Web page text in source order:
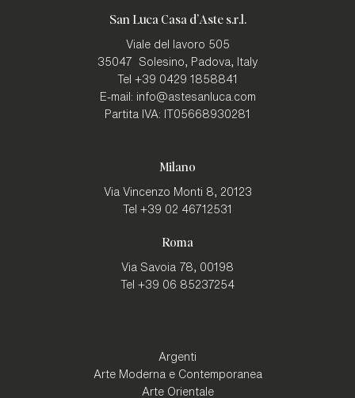
San Luca Casa d'Aste s.r.l.
Viale del lavoro 505
35047 Solesino, Padova Italy
Tel +39 0429 1858841
E-mail: info@astesanluca.com
Partita IVA: IT05668930281
Milano
Via Vincenzo Monti 8, 20123
Tel +39 02 46712531
Roma
Via Savoia 78, 00198
Tel +39 06 85237254
Argenti
Arte Moderna e Contemporanea
Arte Orientale